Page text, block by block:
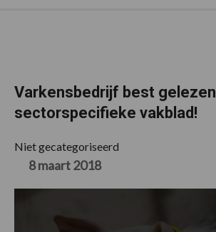
Varkensbedrijf best gelezen
sectorspecifieke vakblad!
Niet gecategoriseerd
8 maart 2018